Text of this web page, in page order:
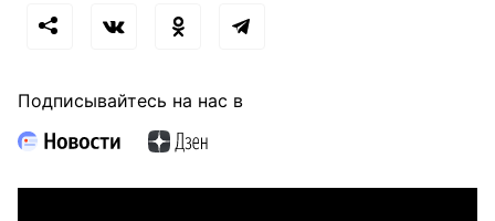
Подписывайтесь на нас в